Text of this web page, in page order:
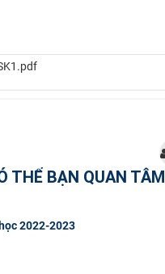
THỂ BẠN QUAN TÂM
2022-2023